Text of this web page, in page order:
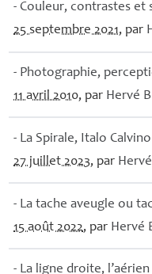
- Couleur, contrastes et
25 septembre 2021, par
- Photographie,
11 avril 2010, par Hervé
- La Spirale, Italo Calvino
27 juillet 2023, par Hervé
- La tache aveugle ou
15 août 2022, par Hervé
- La ligne droite,